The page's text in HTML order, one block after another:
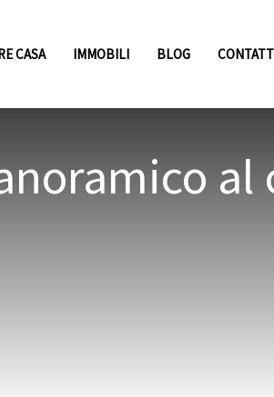
CASA IMMOBILI BLOG
al